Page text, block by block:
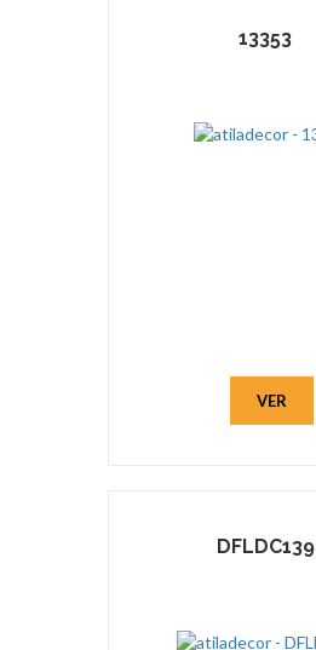
13353
VER
DFLDC139